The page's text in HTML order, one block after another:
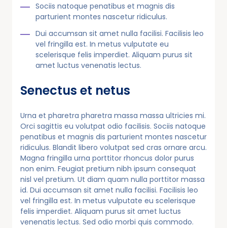
Sociis natoque penatibus et magnis dis
parturient montes nascetur ridiculus.
Dui accumsan sit amet nulla facilisi. Facilisis leo
vel fringilla est. In metus vulputate eu
scelerisque felis imperdiet. Aliquam purus sit
amet luctus venenatis lectus.
Senectus et netus
Urna et pharetra pharetra massa massa ultricies mi.
Orci sagittis eu volutpat odio facilisis. Sociis natoque
penatibus et magnis dis parturient montes nascetur
ridiculus. Blandit libero volutpat sed cras ornare arcu.
Magna fringilla urna porttitor rhoncus dolor purus
non enim. Feugiat pretium nibh ipsum consequat
nisl vel pretium. Ut diam quam nulla porttitor massa
id. Dui accumsan sit amet nulla facilisi. Facilisis leo
vel fringilla est. In metus vulputate eu scelerisque
felis imperdiet. Aliquam purus sit amet luctus
venenatis lectus. Sed odio morbi quis commodo.